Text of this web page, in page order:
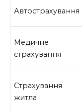
Автострахування
Медичне
страхування
Страхування
житла